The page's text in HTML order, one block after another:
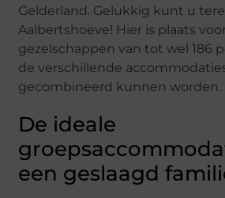
Gelderland. Gelukkig kunt u
Aalbertshoeve! Hier is plaats
gezelschappen van tot wel 186
de verschillende
gecombineerd kunnen worden.
De ideale
een geslaagd